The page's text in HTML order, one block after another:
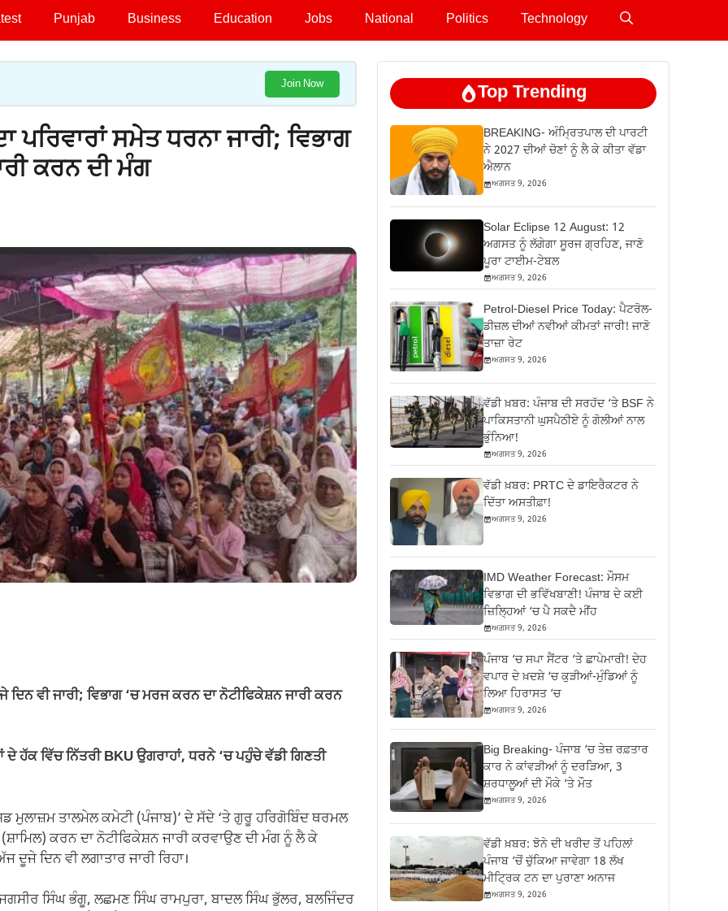
Punjab Business Education Jobs National Politics Technology
Join Now
ਪਰਿਵਾਰਾਂ ਸਮੇਤ ਧਰਨਾ ਜਾਰੀ; ਵਿਭਾਗ
ਕਰਨ ਦੀ ਮੰਗ
ਵੀ ਜਾਰੀ; ਵਿਭਾਗ ‘ਚ ਮਰਜ ਕਰਨ ਦਾ ਨੋਟੀਫਿਕੇਸ਼ਨ ਜਾਰੀ ਕਰਨ
ਹੱਕ ਵਿੱਚ ਨਿੱਤਰੀ BKU ਉਗਰਾਹਾਂ, ਧਰਨੇ ‘ਚ ਪਹੁੰਚੇ ਵੱਡੀ ਗਿਣਤੀ
ਤਾਲਮੇਲ ਕਮੇਟੀ (ਪੰਜਾਬ)’ ਦੇ ਸੱਦੇ ‘ਤੇ ਗੁਰੂ ਹਰਿਗੋਬਿੰਦ ਥਰਮਲ
ਕਰਨ ਦਾ ਨੋਟੀਫਿਕੇਸ਼ਨ ਜਾਰੀ ਕਰਵਾਉਣ ਦੀ ਮੰਗ ਨੂੰ ਲੈ ਕੇ
ਦਿਨ ਵੀ ਲਗਾਤਾਰ ਜਾਰੀ ਰਿਹਾ।
ਸਿੰਘ ਭੰਗੂ, ਲਛਮਣ ਸਿੰਘ ਰਾਮਪੁਰਾ, ਬਾਦਲ ਸਿੰਘ ਭੁੱਲਰ, ਬਲਜਿੰਦਰ
Top Trending
BREAKING- ਅੰਮ੍ਰਿਤਪਾਲ ਦੀ ਪਾਰਟੀ
ਨੇ 2027 ਦੀਆਂ ਚੋਣਾਂ ਨੂੰ ਲੈ ਕੇ ਕੀਤਾ ਵੱਡਾ
ਐਲਾਨ
ਅਗਸਤ 9, 2026
Solar Eclipse 12 August: 12
ਅਗਸਤ ਨੂੰ ਲੱਗੇਗਾ ਸੂਰਜ ਗ੍ਰਹਿਣ, ਜਾਣੋ
ਪੂਰਾ ਟਾਈਮ-ਟੇਬਲ
ਅਗਸਤ 9, 2026
Petrol-Diesel Price Today: ਪੈਟਰੋਲ-
ਡੀਜ਼ਲ ਦੀਆਂ ਨਵੀਆਂ ਕੀਮਤਾਂ ਜਾਰੀ! ਜਾਣੋ
ਤਾਜ਼ਾ ਰੇਟ
ਅਗਸਤ 9, 2026
ਵੱਡੀ ਖ਼ਬਰ: ਪੰਜਾਬ ਦੀ ਸਰਹੱਦ ‘ਤੇ BSF ਨੇ
ਪਾਕਿਸਤਾਨੀ ਘੁਸਪੈਠੀਏ ਨੂੰ ਗੋਲੀਆਂ ਨਾਲ
ਭੁੰਨਿਆ!
ਅਗਸਤ 9, 2026
ਵੱਡੀ ਖ਼ਬਰ: PRTC ਦੇ ਡਾਇਰੈਕਟਰ ਨੇ
ਦਿੱਤਾ ਅਸਤੀਫ਼ਾ!
ਅਗਸਤ 9, 2026
IMD Weather Forecast: ਮੌਸਮ
ਵਿਭਾਗ ਦੀ ਭਵਿੱਖਬਾਣੀ! ਪੰਜਾਬ ਦੇ ਕਈ
ਜ਼ਿਲ੍ਹਿਆਂ ‘ਚ ਪੈ ਸਕਦੈ ਮੀਂਹ
ਅਗਸਤ 9, 2026
ਪੰਜਾਬ ‘ਚ ਸਪਾ ਸੈਂਟਰ ‘ਤੇ ਛਾਪੇਮਾਰੀ! ਦੇਹ
ਵਪਾਰ ਦੇ ਖ਼ਦਸ਼ੇ ‘ਚ ਕੁੜੀਆਂ-ਮੁੰਡਿਆਂ ਨੂੰ
ਲਿਆ ਹਿਰਾਸਤ ‘ਚ
ਅਗਸਤ 9, 2026
Big Breaking- ਪੰਜਾਬ ‘ਚ ਤੇਜ਼ ਰਫ਼ਤਾਰ
ਕਾਰ ਨੇ ਕਾਂਵੜੀਆਂ ਨੂੰ ਦਰੜਿਆ, 3
ਸ਼ਰਧਾਲੂਆਂ ਦੀ ਮੌਕੇ ‘ਤੇ ਮੌਤ
ਅਗਸਤ 9, 2026
ਵੱਡੀ ਖ਼ਬਰ: ਝੋਨੇ ਦੀ ਖਰੀਦ ਤੋਂ ਪਹਿਲਾਂ
ਪੰਜਾਬ ‘ਚੋਂ ਚੁੱਕਿਆ ਜਾਵੇਗਾ 18 ਲੱਖ
ਮੀਟ੍ਰਿਕ ਟਨ ਦਾ ਪੁਰਾਣਾ ਅਨਾਜ
ਅਗਸਤ 9, 2026